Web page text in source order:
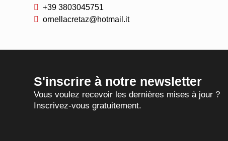
+39 3803045751
ornellacretaz@hotmail.it
S'inscrire à notre newsletter
Vous voulez recevoir les dernières mises à jour ?
Inscrivez-vous gratuitement.